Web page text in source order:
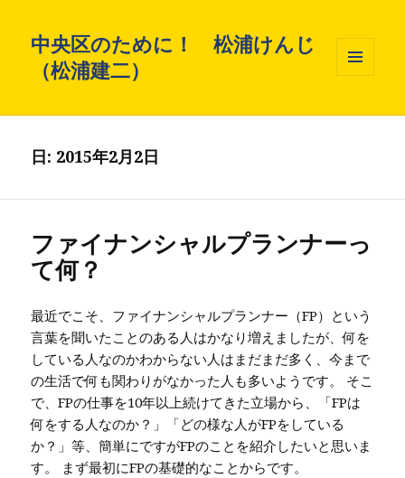
中央区のために！ 松浦けんじ
（松浦建二）
ィジェ
日: 2015年2月2日
ファイナンシャルプランナーっ
て何？
最近でこそ、ファイナンシャルプランナー（FP）という
言葉を聞いたことのある人はかなり増えましたが、何を
している人なのかわからない人はまだまだ多く、今まで
の生活で何も関わりがなかった人も多いようです。 そこ
で、FPの仕事を10年以上続けてきた立場から、「FPは
何をする人なのか？」「どの様な人がFPをしている
か？」等、簡単にですがFPのことを紹介したいと思いま
す。 まず最初にFPの基礎的なことからです。